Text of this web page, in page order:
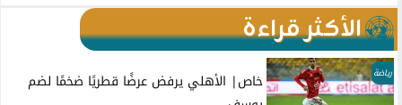
الأكثر قراءة
رياضة
خاص| الأهلي يرفض عرضًا قطريًا ضخمًا لضم